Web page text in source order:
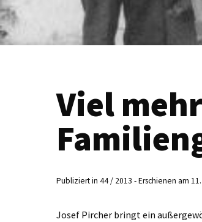
Viel
Publiziert in 44 / 2013 - Erschienen am
Josef Pircher bringt ein